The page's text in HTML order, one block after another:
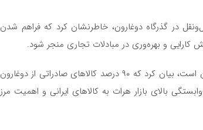
در گذرگاه دوغارون، خاطرنشان کرد که فراهم شدن
و بهره‌وری در مبادلات تجاری منجر شود.
جمشیدی با اشاره به اینکه هرات دومین مرکز اقتصادی افغانستان است، بیان کرد که ۹۰ درصد کالاهای صادراتی از دوغارون
بالای بازار هرات به کالاهای ایرانی و اهمیت مرز